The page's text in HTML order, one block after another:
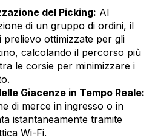
del Picking: Al
di un gruppo di ordini, il
prelievo ottimizzate per gli
calcolando il percorso più
le corsie per minimizzare i
Giacenze in Tempo Reale:
di merce in ingresso o in
istantaneamente tramite
Wi-Fi.